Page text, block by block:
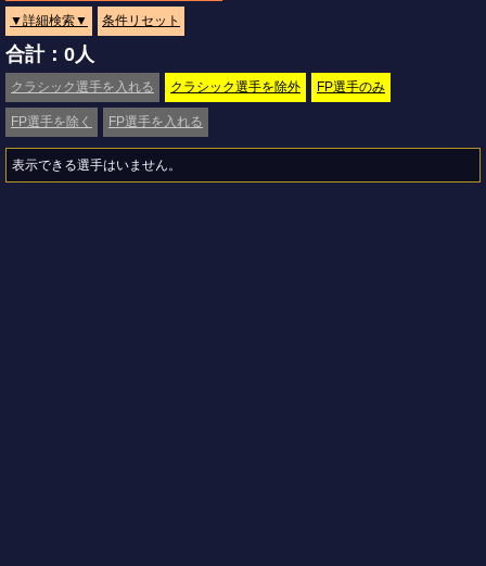
▼詳細検索▼ 条件リセット
合計：0人
クラシック選手を入れる クラシック選手を除外 FP選手のみ
FP選手を除く FP選手を入れる
表示できる選手はいません。